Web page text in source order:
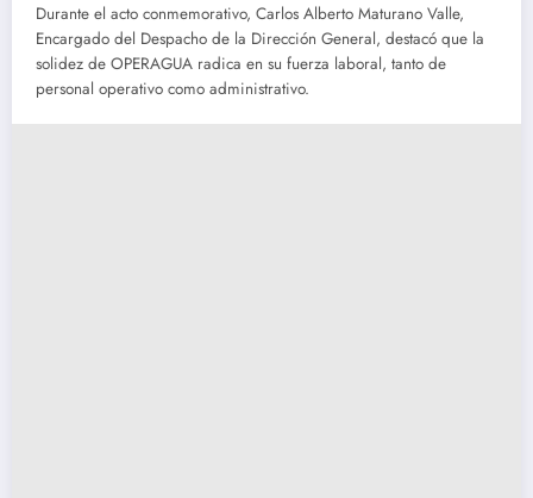
Durante el acto conmemorativo, Carlos Alberto Maturano Valle,
Encargado del Despacho de la Dirección General, destacó que la
solidez de OPERAGUA radica en su fuerza laboral, tanto de
personal operativo como administrativo.